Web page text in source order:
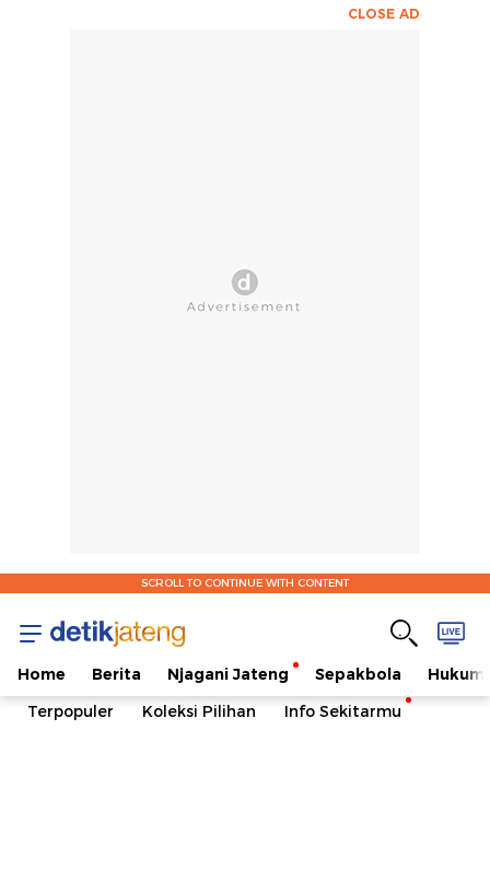
CLOSE AD
SCROLL TO CONTINUE WITH CONTENT
Home Berita Njagani Jateng Sepakbola
Hukum
Terpopuler
Koleksi Pilihan Info Sekitarmu